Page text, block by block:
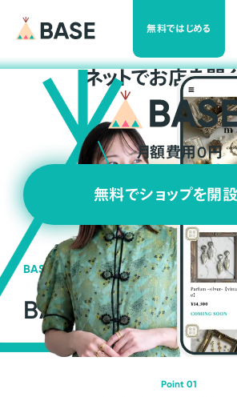
無料ではじめる
ネットでお店を開
月額費用0円
無料でショップを開
BASEの強み
BASEが強い3つの
Point 01